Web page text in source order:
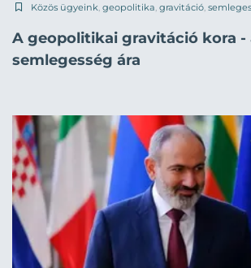
Közös ügyeink geopolitika gravitáció
A geopolitikai gravitáció kora -
semlegesség ára